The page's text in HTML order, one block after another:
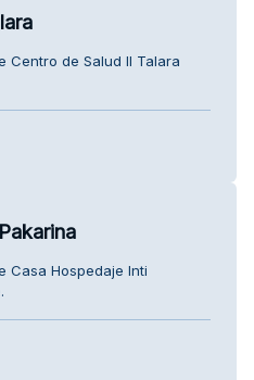
Centro de Salud II Talara
Casa Hospedaje Inti